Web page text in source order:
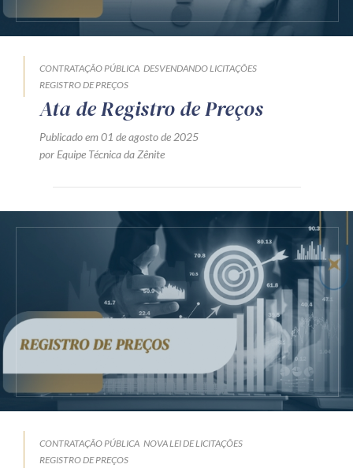
Receba por RSS
Av. Sete de Setembro, 4698
Telefone (41) 2109-8666
Whatsapp (41) 98881-6616
CONTRATAÇÃO PÚBLICA DESVENDANDO LICITAÇÕES
REGISTRO DE PREÇOS
Ata de Registro de Preços
Publicado em 01 de agosto de 2025
por Equipe Técnica da Zênite
CONTRATAÇÃO PÚBLICA NOVA LEI DE LICITAÇÕES
REGISTRO DE PREÇOS